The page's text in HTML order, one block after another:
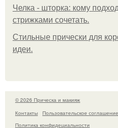
Челка - шторка: кому
стрижками сочетать.
Стильные прически для
идеи.
© 2026 Прическа и макияж
Контакты
Пользовательское соглашение
Политика конфидециальности